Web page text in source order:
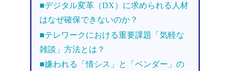
■デジタル変革（DX）に求められる人材
はなぜ確保できないのか？
■テレワークにおける重要課題「気軽な
雑談」方法とは？
■嫌われる「情シス」と「ベンダー」の